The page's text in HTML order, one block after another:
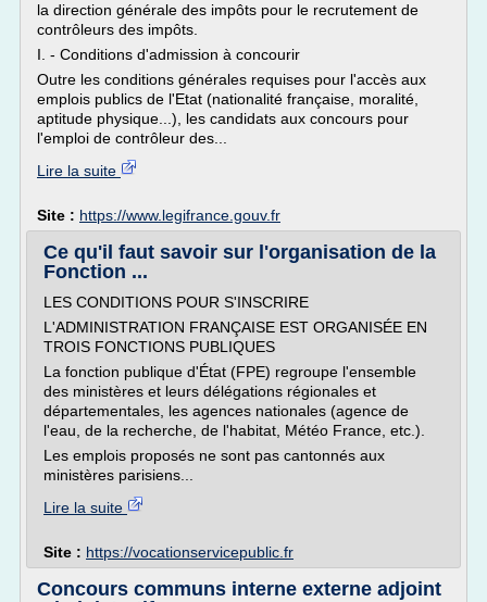
la direction générale des impôts pour le recrutement de
contrôleurs des impôts.
I. - Conditions d'admission à concourir
Outre les conditions générales requises pour l'accès aux
emplois publics de l'Etat (nationalité française, moralité,
aptitude physique...), les candidats aux concours pour
l'emploi de contrôleur des...
Lire la suite
Site : https://www.legifrance.gouv.fr
Ce qu'il faut savoir sur l'organisation de la
Fonction ...
LES CONDITIONS POUR S'INSCRIRE
L'ADMINISTRATION FRANÇAISE EST ORGANISÉE EN
TROIS FONCTIONS PUBLIQUES
La fonction publique d'État (FPE) regroupe l'ensemble
des ministères et leurs délégations régionales et
départementales, les agences nationales (agence de
l'eau, de la recherche, de l'habitat, Météo France, etc.).
Les emplois proposés ne sont pas cantonnés aux
ministères parisiens...
Lire la suite
Site : https://vocationservicepublic.fr
Concours communs interne externe adjoint